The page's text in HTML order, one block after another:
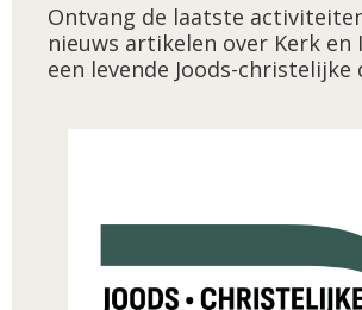
Ontvang de laatste
nieuws artikelen over Kerk en
een levende Joods-christelijke